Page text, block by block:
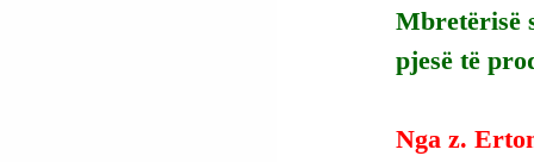
Mbretërisë
pjesë të
Nga z.